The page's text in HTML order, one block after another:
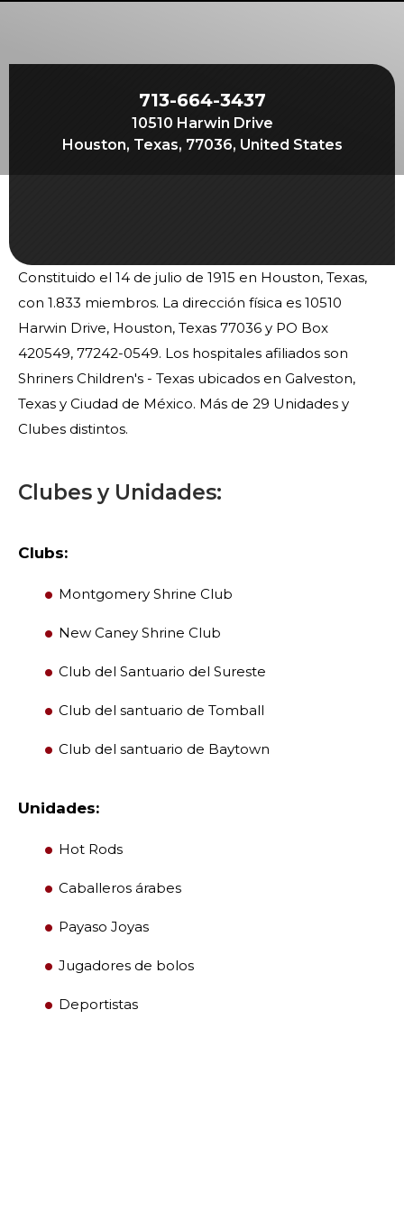
Experimenta la Hermandad
Tu impacto
Educación
Contáctenos
NUESTRA FILANTROPÍA
WOMEN IMPACTING CARE
713-664-3437
10510 Harwin Drive
Houston, Texas, 77036, United States
Constituido el 14 de julio de 1915 en Houston, Texas,
con 1.833 miembros. La dirección física es 10510
Harwin Drive, Houston, Texas 77036 y PO Box
420549, 77242-0549. Los hospitales afiliados son
Shriners Children's - Texas ubicados en Galveston,
Texas y Ciudad de México. Más de 29 Unidades y
Clubes distintos.
Clubes y Unidades:
Clubs:
Montgomery Shrine Club
New Caney Shrine Club
Club del Santuario del Sureste
Club del santuario de Tomball
Club del santuario de Baytown
Unidades:
Hot Rods
Caballeros árabes
Payaso Joyas
Jugadores de bolos
Deportistas